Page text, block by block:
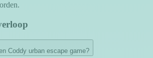
Coddy urban escape game?